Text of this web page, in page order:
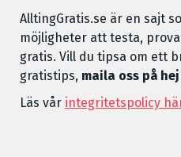
AlltingGratis.se är en sajt
möjligheter att testa,
gratis. Vill du tipsa om ett
gratistips, maila oss på
Läs vår integritetspolicy